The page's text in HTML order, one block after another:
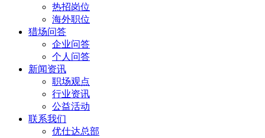
热招岗位
海外职位
猎场问答
企业问答
个人问答
新闻资讯
职场观点
行业资讯
公益活动
联系我们
优仕达总部